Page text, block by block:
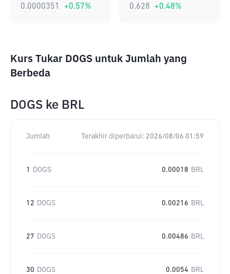
0.0000351 +0.57% 0.628 +0.48%
Kurs Tukar DOGS untuk Jumlah yang
Berbeda
DOGS ke BRL
Jumlah Terakhir diperbarui: 2026/08/06 01:59
1 DOGS 0.00018 BRL
12 DOGS 0.00216 BRL
27 DOGS 0.00486 BRL
30 DOGS 0.0054 BRL